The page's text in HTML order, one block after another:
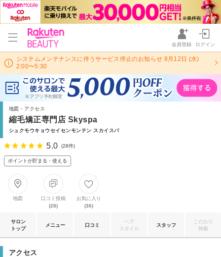
会員登録 ログイン
システムメンテナンスに伴うサービス停止のお知らせ 8月12日 (水)
2:00〜5:30
地図・アクセス
縮毛矯正専門店 Skyspa
シュクモウキョウセイセンモンテン スカイスパ
5.0 (28件)
ポイントが貯まる・使える
地図
口コミ投稿
(28)
お気に入り
(36)
サロン
トップ
メニュー 口コミ
ヘア
スタイル
スタッフ
こだわり
特集
アクセス